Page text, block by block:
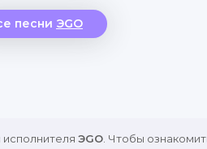
песни ЭGO
ЭGO . Чтобы